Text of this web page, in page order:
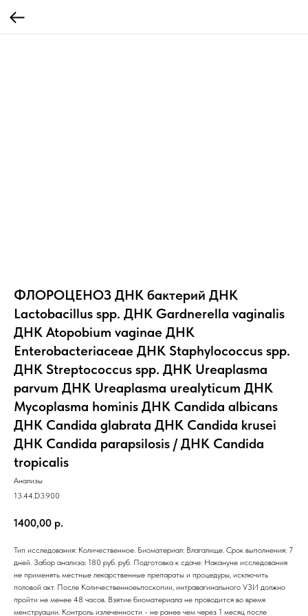
ФЛОРОЦЕНОЗ ДНК бактерий ДНК
Lactobacillus spp. ДНК Gardnerella vaginalis
ДНК Atopobium vaginae ДНК
Enterobacteriaceae ДНК Staphylococcus spp.
ДНК Streptococcus spp. ДНК Ureaplasma
parvum ДНК Ureaplasma urealyticum ДНК
Mycoplasma hominis ДНК Candida albicans
ДНК Candida glabrata ДНК Candida krusei
ДНК Candida parapsilosis / ДНК Candida
tropicalis
Анализы
13.44.D3.900
1400,00 р.
Тип исследования: Количественное. Биоматериал: Влагалище. Срок выполнения: 7
дней. Забор анализа: 180 руб. руб. Подготовка к сдаче: Накануне исследования
не применять местные лекарственные препараты и процедуры, исключить
половой акт. После Количественноеьпоскопии, интравагинального УЗИ должно
пройти не менее 48 часов. Взятие биоматериала не проводится во время
менструации. Контроль излеченности - не ранее чем через 1 месяц после